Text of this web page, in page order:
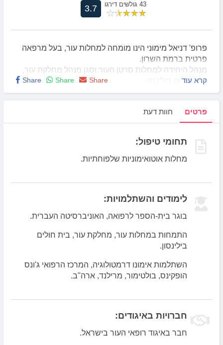
43 גולשים דירגו 3.7
פרופ' דניאל מימוני הינו מומחה למחלות עור, בעל מרפאה
פרטית ברמת השרון.
מנהל היחידה למחלות סרטן העור וסגן מנהל מחלקת עור,
בית חולים בילינסון.
פרופ' מימוני הינו פרופ' חבר קליני לדרמטולוגיה,
פרופ' מימוני עוסק בטיפול מחלות אוטואימוניות
שלפוחתיות.
Share Share Share קרא עוד
פרטים חוות דעת
תחומי טיפול:
מחלות אוטואימוניות שלפוחתיות.
לימודים והשתלמויות:
בוגר בית-הספר לרפואה, האוניברסיטה העברית.
התמחות במחלות עור, מחלקת עור, בית חולים
בילינסון.
השתלמות אימונו דרמטולוגיה, המרכז הרפואי ג'ונס
הופקינס, בולטימור, מרילנד, ארה"ב.
חברויות באיגודים:
חבר באיגוד רופאי העור בישראל.